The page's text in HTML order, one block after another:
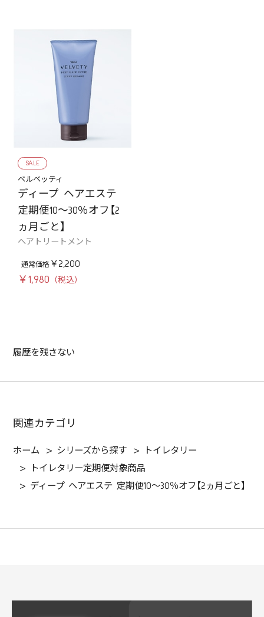
SALE
ベルベッティ
ディープ ヘアエステ
定期便10～30％オフ【2
ヵ月ごと】
ヘアトリートメント
￥2,200
￥1,980
履歴を残さない
関連カテゴリ
ホーム > シリーズから探す >
トイレタリー
>
トイレタリー定期便対象商品
> ディープ ヘアエステ 定期便10～30％オフ【2ヵ月ごと】